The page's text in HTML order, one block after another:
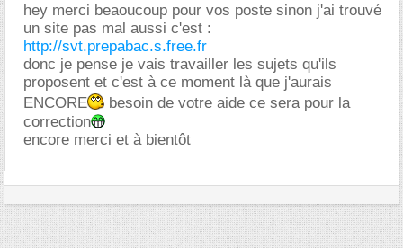
hey merci beaoucoup pour vos poste sinon j'ai trouvé
un site pas mal aussi c'est :
http://svt.prepabac.s.free.fr
donc je pense je vais travailler les sujets qu'ils
proposent et c'est à ce moment là que j'aurais
ENCORE
besoin de votre aide ce sera pour la
correction
encore merci et à bientôt